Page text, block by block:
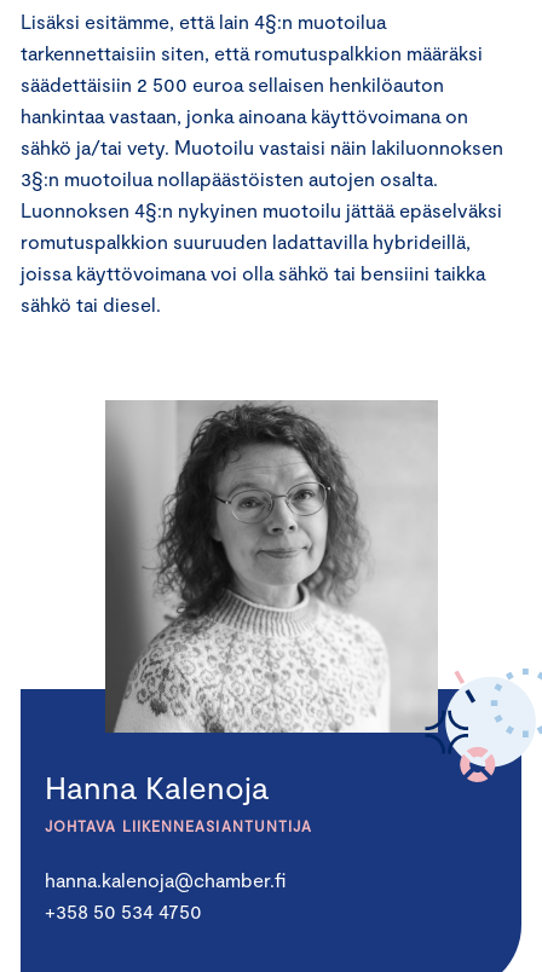
Lisäksi esitämme, että lain 4§:n muotoilua
tarkennettaisiin siten, että romutuspalkkion määräksi
säädettäisiin 2 500 euroa sellaisen henkilöauton
hankintaa vastaan, jonka ainoana käyttövoimana on
sähkö ja/tai vety. Muotoilu vastaisi näin lakiluonnoksen
3§:n muotoilua nollapäästöisten autojen osalta.
Luonnoksen 4§:n nykyinen muotoilu jättää epäselväksi
romutuspalkkion suuruuden ladattavilla hybrideillä,
joissa käyttövoimana voi olla sähkö tai bensiini taikka
sähkö tai diesel.
Hanna Kalenoja
JOHTAVA LIIKENNEASIANTUNTIJA
hanna.kalenoja@chamber.fi
+358 50 534 4750